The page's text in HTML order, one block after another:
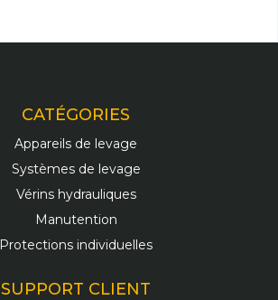
CATÉGORIES
Appareils de levage
Systèmes de levage
Vérins hydrauliques
Manutention
Protections individuelles
SUPPORT CLIENT